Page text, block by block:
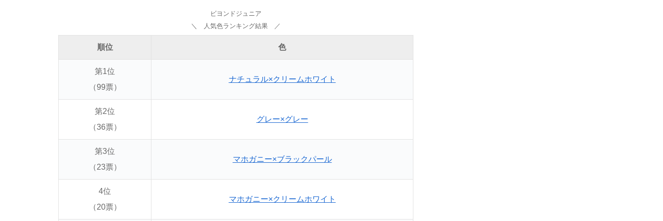
ビヨンドジュニア
＼ 人気色ランキング結果 ／
順位 色
第1位
（99票）
ナチュラル×クリームホワイト
第2位
（36票）
グレー×グレー
第3位
（23票）
マホガニー×ブラックパール
4位
（20票）
マホガニー×クリームホワイト